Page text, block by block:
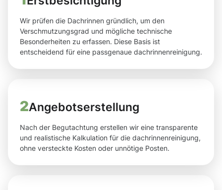
Wir prüfen die Dachrinnen gründlich, um den
Verschmutzungsgrad und mögliche technische
Besonderheiten zu erfassen. Diese Basis ist
entscheidend für eine passgenaue dachrinnenreinigung.
2Angebotserstellung
Nach der Begutachtung erstellen wir eine transparente
und realistische Kalkulation für die dachrinnenreinigung,
ohne versteckte Kosten oder unnötige Posten.